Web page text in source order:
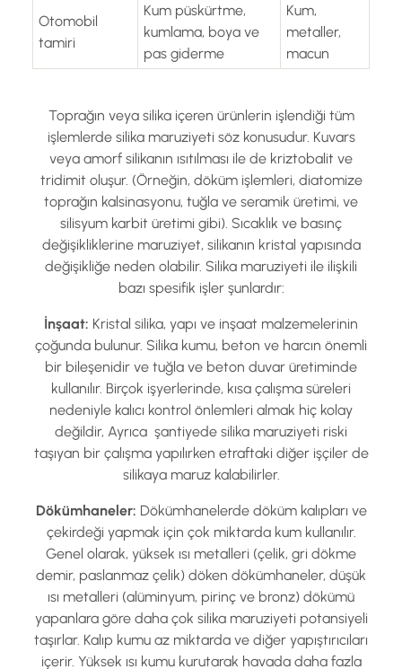
Otomobil
tamiri
Kum püskürtme,
kumlama, boya ve
pas giderme
Kum,
metaller,
macun
Toprağın veya silika içeren ürünlerin işlendiği tüm
işlemlerde silika maruziyeti söz konusudur. Kuvars
veya amorf silikanın ısıtılması ile de kriztobalit ve
tridimit oluşur. (Örneğin, döküm işlemleri, diatomize
toprağın kalsinasyonu, tuğla ve seramik üretimi, ve
silisyum karbit üretimi gibi). Sıcaklık ve basınç
değişikliklerine maruziyet, silikanın kristal yapısında
değişikliğe neden olabilir. Silika maruziyeti ile ilişkili
bazı spesifik işler şunlardır:
İnşaat: Kristal silika, yapı ve inşaat malzemelerinin
çoğunda bulunur. Silika kumu, beton ve harcın önemli
bir bileşenidir ve tuğla ve beton duvar üretiminde
kullanılır. Birçok işyerlerinde, kısa çalışma süreleri
nedeniyle kalıcı kontrol önlemleri almak hiç kolay
değildir, Ayrıca şantiyede silika maruziyeti riski
taşıyan bir çalışma yapılırken etraftaki diğer işçiler de
silikaya maruz kalabilirler.
Dökümhaneler: Dökümhanelerde döküm kalıpları ve
çekirdeği yapmak için çok miktarda kum kullanılır.
Genel olarak, yüksek ısı metalleri (çelik, gri dökme
demir, paslanmaz çelik) döken dökümhaneler, düşük
ısı metalleri (alüminyum, pirinç ve bronz) dökümü
yapanlara göre daha çok silika maruziyeti potansiyeli
taşırlar. Kalıp kumu az miktarda ve diğer yapıştırıcıları
içerir. Yüksek ısı kumu kurutarak havada daha fazla